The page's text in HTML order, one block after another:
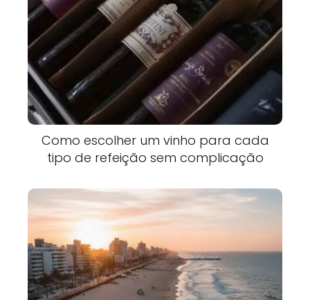
Como escolher um vinho para cada
tipo de refeição sem complicação